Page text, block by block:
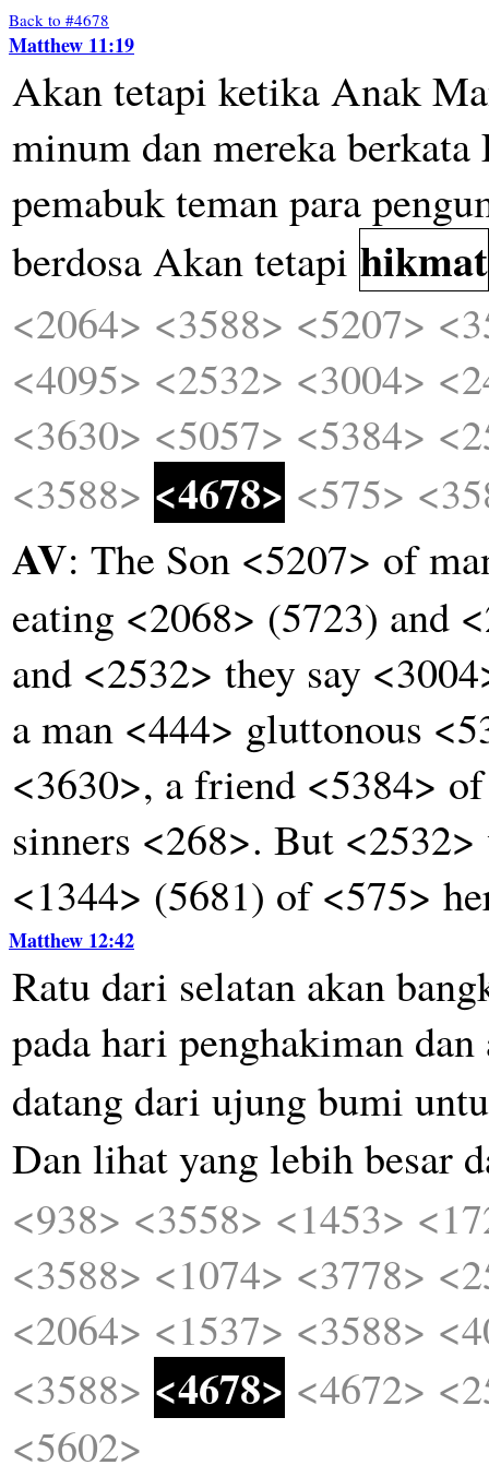
Back to #4678
Matthew 11:19
Akantetapi ketikaAnak
minum danmerekaberkata
pemabuktemanpara
berdosaAkantetapi hikmat
<2064> <3588> <5207>
<4095> <2532> <3004>
<3630> <5057> <5384>
<3588> <4678> <575>
AV: The Son <5207> of
eating <2068> (5723) and
and <2532> they say
a man <444> gluttonous
<3630>, a friend <5384>
sinners <268>. But
<1344> (5681) of <575>
Matthew 12:42
Ratu dari selatan akan
padahari penghakiman dan
datang dari ujung bumi
Danlihatyang lebihbesar
<938> <3558> <1453>
<3588> <1074> <3778>
<2064> <1537> <3588>
<3588> <4678> <4672>
<5602>